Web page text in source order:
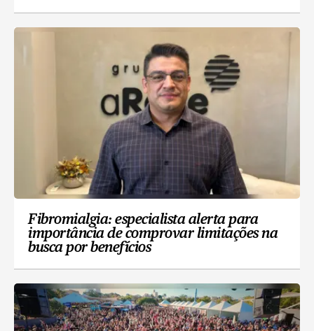
Fibromialgia: especialista alerta para
importância de comprovar limitações na
busca por benefícios